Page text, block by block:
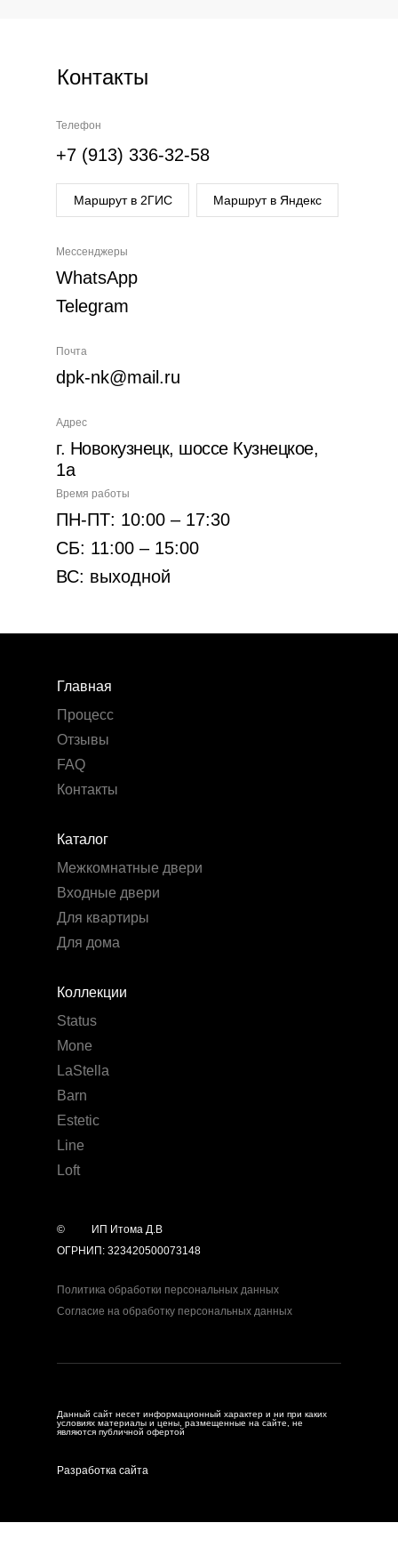
Контакты
Мессенджеры
WhatsApp
Telegram
Телефон
+7 (913) 336-32-58
Почта
dpk-nk@mail.ru
Время работы
ПН-ПТ: 10:00 – 17:30
СБ: 11:00 – 15:00
ВС: выходной
Адрес
г. Новокузнецк, шоссе Кузнецкое,
1а
Маршрут в 2ГИС Маршрут в Яндекс
Коллекции
Status
Mone
LaStella
Barn
Estetic
Line
Loft
Каталог
Межкомнатные двери
Входные двери
Для квартиры
Для дома
Главная
Процесс
Отзывы
FAQ
Контакты
©
ИП Итома Д.В
ОГРНИП: 323420500073148
Политика обработки персональных данных
Согласие на обработку персональных данных
Данный сайт несет информационный характер и ни при каких
условиях материалы и цены, размещенные на сайте, не
являются публичной офертой
Разработка сайта